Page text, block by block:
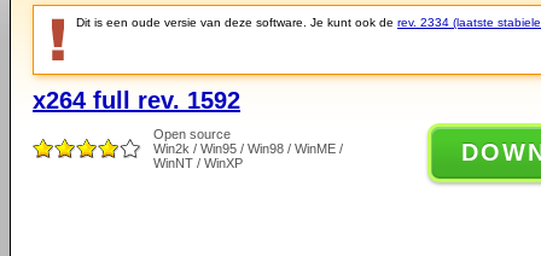
Dit is een oude versie van deze software. Je kunt ook de rev. 2334 (laatste
x264 full rev. 1592
Open source
Win2k / Win95 / Win98 / WinME /
WinNT / WinXP